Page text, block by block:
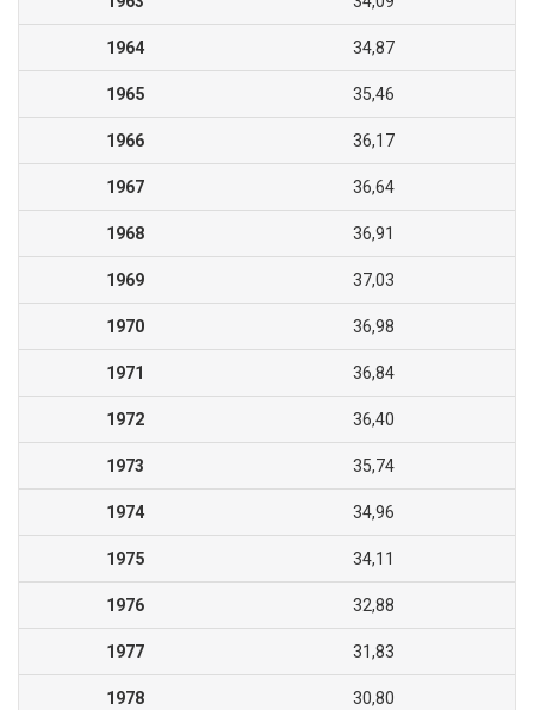
1964 34,87
1965 35,46
1966 36,17
1967 36,64
1968 36,91
1969 37,03
1970 36,98
1971 36,84
1972 36,40
1973 35,74
1974 34,96
1975 34,11
1976 32,88
1977 31,83
1978 30,80